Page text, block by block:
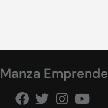
Manza Emprende